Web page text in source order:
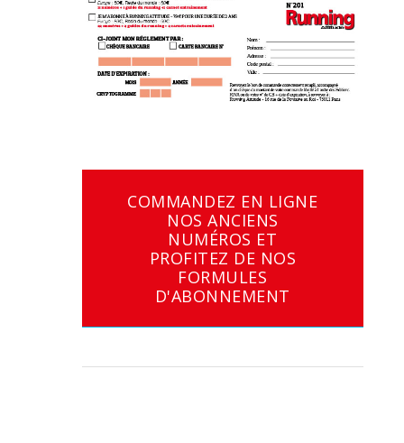
COMMANDEZ EN LIGNE
NOS ANCIENS
NUMÉROS ET
PROFITEZ DE NOS
FORMULES
D'ABONNEMENT